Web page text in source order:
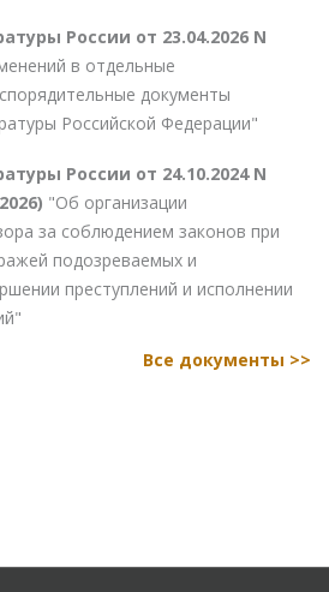
России от 23.04.2026 N
в отдельные
документы
Российской Федерации"
России от 24.10.2024 N
"Об организации
за соблюдением законов при
подозреваемых и
преступлений и исполнении
Все документы >>